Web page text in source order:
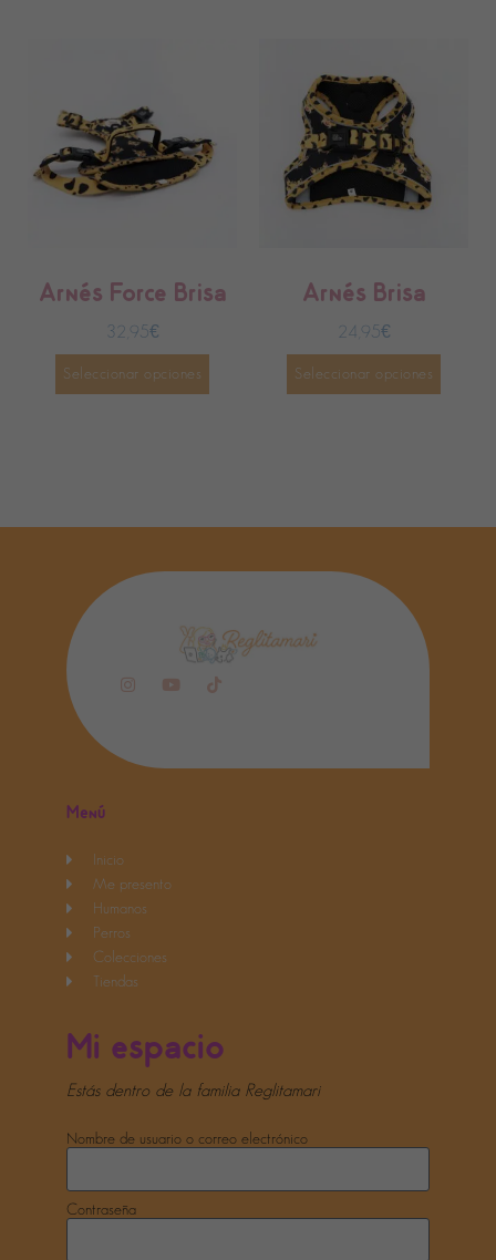
Arnés Force Brisa
32,95€
Seleccionar opciones
Arnés Brisa
24,95€
Seleccionar opciones
Menú
Inicio
Me presento
Humanos
Perros
Colecciones
Tiendas
Mi espacio
Estás dentro de la familia Reglitamari
Nombre de usuario o correo electrónico
Contraseña
Estas
opcionales.
Son
funcione la